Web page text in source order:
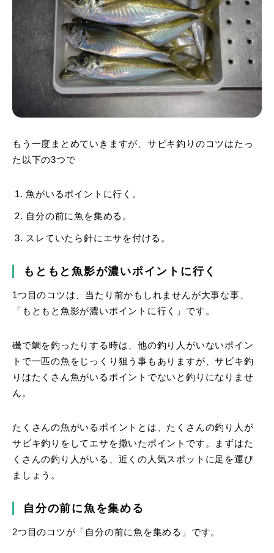
もう一度まとめていきますが、サビキ釣りのコツはたっ
た以下の3つで
魚がいるポイントに行く。
自分の前に魚を集める。
スレていたら針にエサを付ける。
もともと魚影が濃いポイントに行く
1つ目のコツは、当たり前かもしれませんが大事な事、
「もともと魚影が濃いポイントに行く」です。
磯で鯛を釣ったりする時は、他の釣り人がいないポイン
トで一匹の魚をじっくり狙う事もありますが、サビキ釣
りはたくさん魚がいるポイントでないと釣りになりませ
ん。
たくさんの魚がいるポイントとは、たくさんの釣り人が
サビキ釣りをしてエサを撒いたポイントです。まずはた
くさんの釣り人がいる、近くの人気スポットに足を運び
ましょう。
自分の前に魚を集める
2つ目のコツが「自分の前に魚を集める」です。